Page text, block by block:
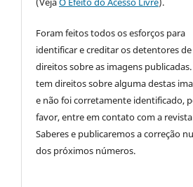
Foram feitos todos os esforços para
identificar e creditar os detentores de
direitos sobre as imagens publicadas.
tem direitos sobre alguma destas
e não foi corretamente identificado,
favor, entre em contato com a revista
Saberes e publicaremos a correção
dos próximos números.